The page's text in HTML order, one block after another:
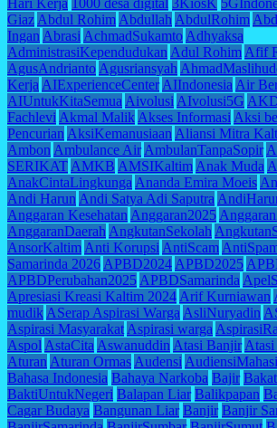
Giaz Abdul Rohim Abdullah AbdulRohim
Ingan Abrasi AchmadSukamto Adhyaksa
AdministrasiKependudukan Adul Rohim Afif
AgusAndrianto Agusriansyah
Kerja AIExperienceCenter AIIndonesia Air
AIUntukKitaSemua Aivolusi AIvolusi5G
Fachlevi Akmal Malik Akses Informasi Aksi
Pencurian AksiKemanusiaan Aliansi Mitra
Ambon Ambulance Air AmbulanTanpaSopir
SERIKAT AMKB AMSIKaltim Anak Muda
AnakCintaLingkunga Ananda Emira Moeis
Andi Harun Andi Satya Adi Saputra
Anggaran Kesehatan Anggaran2025
AnggaranDaerah AngkutanSekolah
AnsorKaltim Anti Korupsi AntiScam
Samarinda 2026 APBD2024 APBD2025
APBDPerubahan2025 APBDSamarinda
Apresiasi Kreasi Kaltim 2024 Arif Kurniawan
mudik ASerap Aspirasi Warga AsliNuryadin
Aspirasi Masyarakat Aspirasi warga
Aspol AstaCita Aswanuddin Atasi Banjir Atasi
Aturan Aturan Ormas Audensi
Bahasa Indonesia Bahaya Narkoba Bajir
BaktiUntukNegeri Balapan Liar Balikpapan
Cagar Budaya Bangunan Liar Banjir Banjir